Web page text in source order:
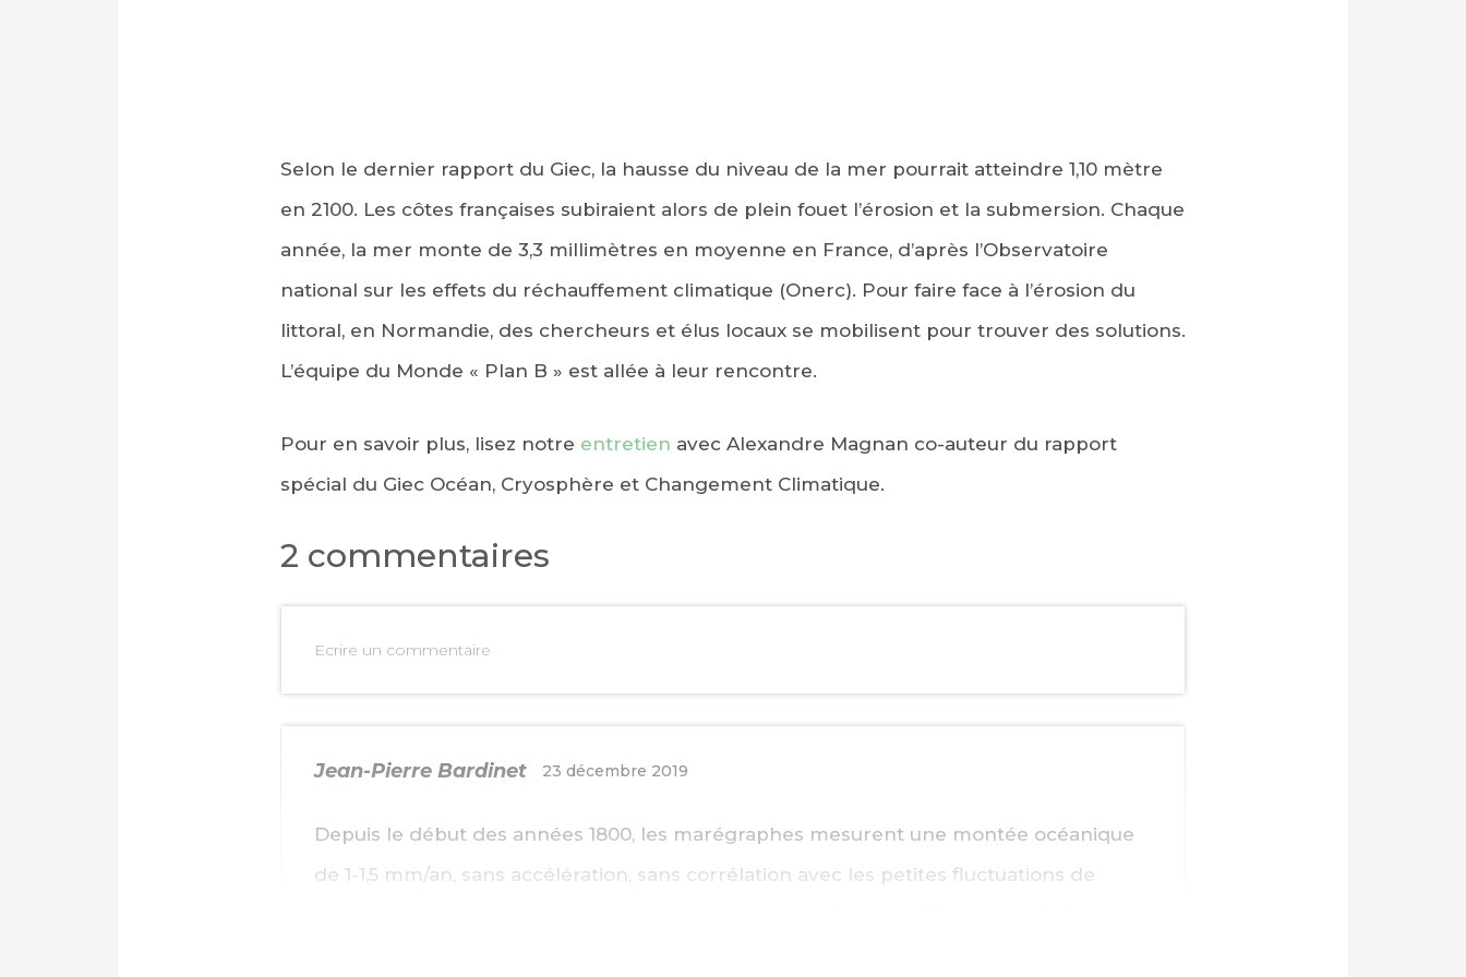
Selon le dernier rapport du Giec, la hausse du niveau de la mer pourrait atteindre 1,10 mètre
en 2100. Les côtes françaises subiraient alors de plein fouet l’érosion et la submersion. Chaque
année, la mer monte de 3,3 millimètres en moyenne en France, d’après l’Observatoire
national sur les effets du réchauffement climatique (Onerc). Pour faire face à l’érosion du
littoral, en Normandie, des chercheurs et élus locaux se mobilisent pour trouver des solutions.
L’équipe du Monde « Plan B » est allée à leur rencontre.
Pour en savoir plus, lisez notre entretien avec Alexandre Magnan co-auteur du rapport
spécial du Giec Océan, Cryosphère et Changement Climatique.
2 commentaires
Ecrire un commentaire
Jean-Pierre Bardinet 23 décembre 2019
Depuis le début des années 1800, les marégraphes mesurent une montée océanique
de 1-1,5 mm/an, sans accélération, sans corrélation avec les petites fluctuations de